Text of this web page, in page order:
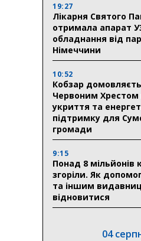
19:27
Лікарня Святого
отримала апарат
обладнання від
Німеччини
10:52
Кобзар
Червоним Хрестом
укриття та
підтримку для
громади
9:15
Понад 8 мільйонів
згоріли. Як
та іншим
відновитися
04